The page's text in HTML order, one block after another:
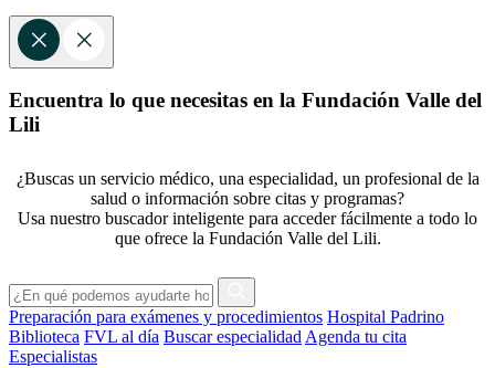
Encuentra lo que necesitas en la Fundación Valle del
Lili
¿Buscas un servicio médico, una especialidad, un profesional de la
salud o información sobre citas y programas?
Usa nuestro buscador inteligente para acceder fácilmente a todo lo
que ofrece la Fundación Valle del Lili.
Preparación para exámenes y procedimientos Hospital Padrino
Biblioteca FVL al día Buscar especialidad Agenda tu cita
Especialistas